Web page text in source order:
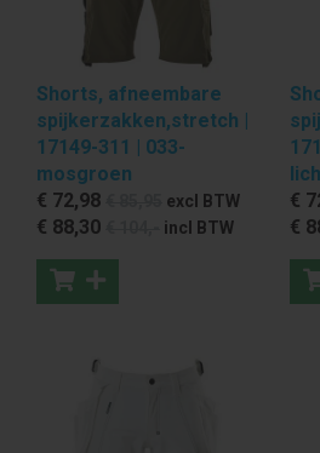
Shorts, afneembare
spijkerzakken,stretch |
17149-311 | 033-
mosgroen
€ 72,98 excl BTW
€ 88,30 incl BTW
€
€